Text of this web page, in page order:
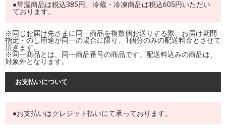
●常温商品は税込385円、冷蔵・冷凍商品は税込605円いただい
ております。
※同じお届け先さまに同一商品を複数個お送りする際、お届け期間
指定・のし用途が同一の場合に限り、1個分のみの配送料金とさせて
頂きます。
※同一商品とは、同一商品番号の商品です。配送料込みの商品は、
対象外となります。
お支払いについて
●お支払いはクレジット払いにて承っております。